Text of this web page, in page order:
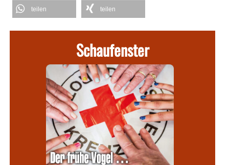
teilen teilen
Schaufenster